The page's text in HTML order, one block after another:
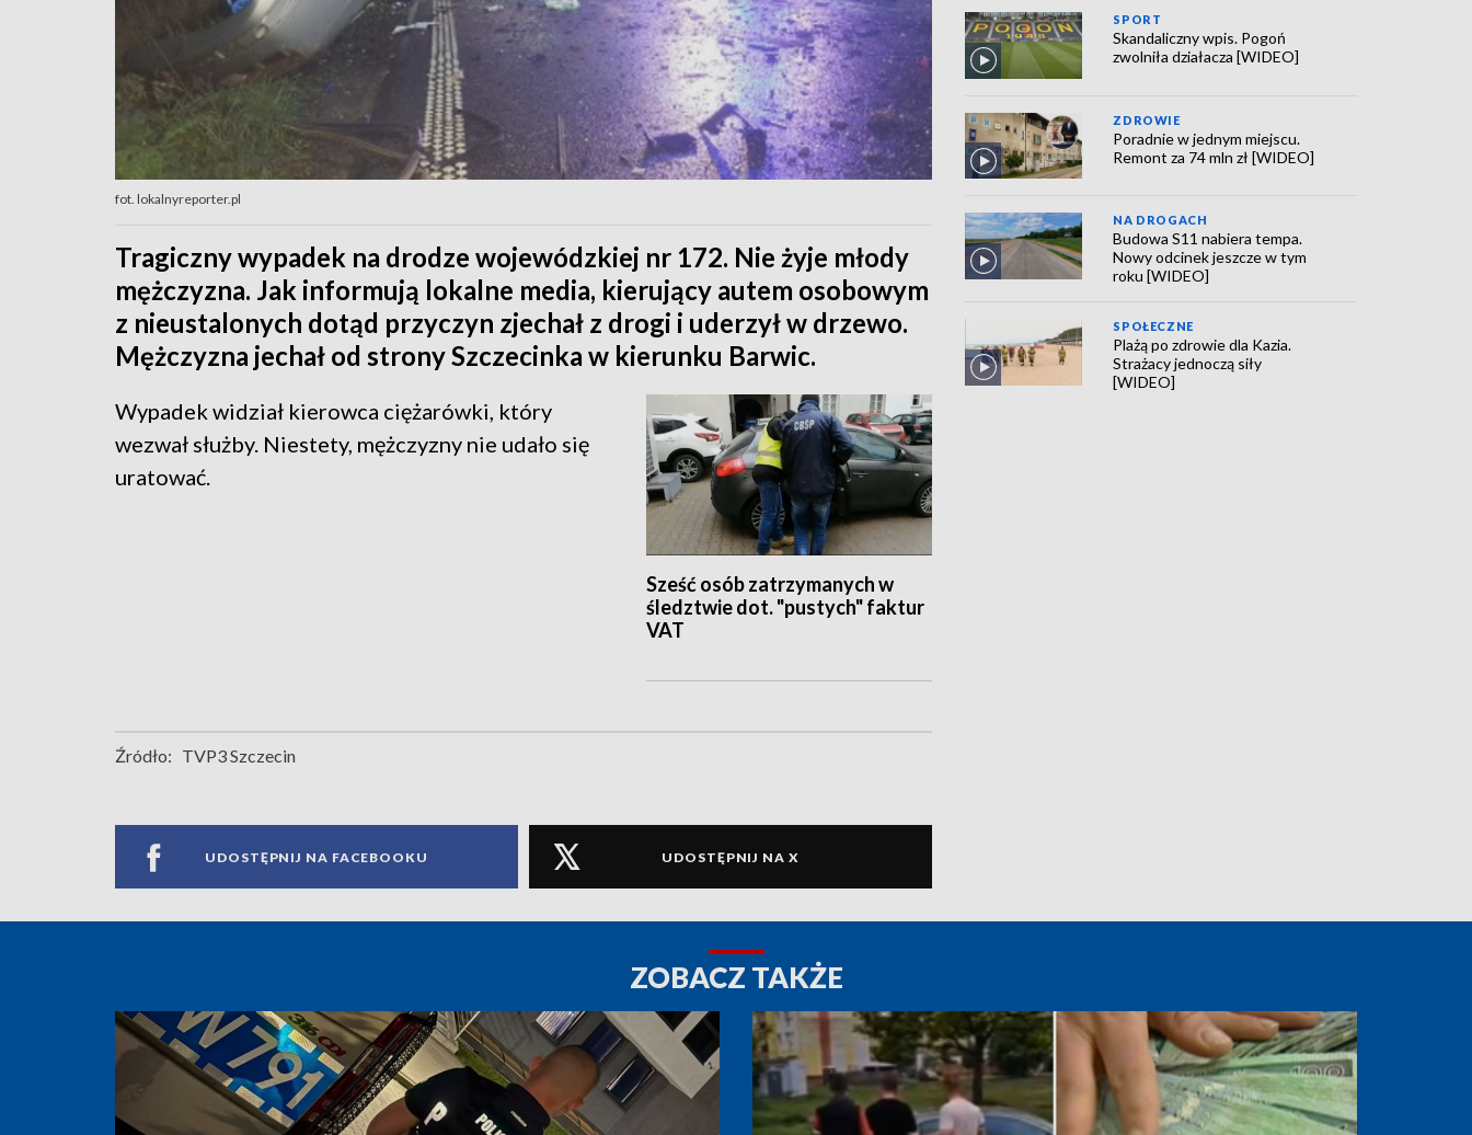
fot. lokalnyreporter.pl
Tragiczny wypadek na drodze wojewódzkiej nr 172. Nie żyje młody
mężczyzna. Jak informują lokalne media, kierujący autem osobowym
z nieustalonych dotąd przyczyn zjechał z drogi i uderzył w drzewo.
Mężczyzna jechał od strony Szczecinka w kierunku Barwic.
Sześć osób zatrzymanych w
śledztwie dot. "pustych" faktur
VAT
Wypadek widział kierowca ciężarówki, który
wezwał służby. Niestety, mężczyzny nie udało się
uratować.
Źródło: TVP3 Szczecin
UDOSTĘPNIJ NA FACEBOOKU UDOSTĘPNIJ NA X
SPORT
Skandaliczny wpis. Pogoń
zwolniła działacza [WIDEO]
ZDROWIE
Poradnie w jednym miejscu.
Remont za 74 mln zł [WIDEO]
NA DROGACH
Budowa S11 nabiera tempa.
Nowy odcinek jeszcze w tym
roku [WIDEO]
SPOŁECZNE
Plażą po zdrowie dla Kazia.
Strażacy jednoczą siły
[WIDEO]
ZOBACZ TAKŻE